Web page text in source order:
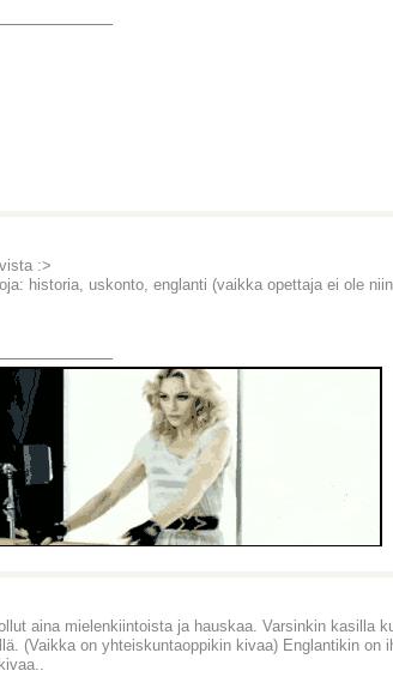
:>
historia, uskonto, englanti (vaikka opettaja ei ole
aina mielenkiintoista ja hauskaa. Varsinkin kasilla
(Vaikka on yhteiskuntaoppikin kivaa) Englantikin